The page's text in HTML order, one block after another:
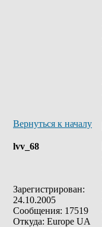
Вернуться к началу
lvv_68
Зарегистрирован:
24.10.2005
Сообщения: 17519
Откуда: Europe UA